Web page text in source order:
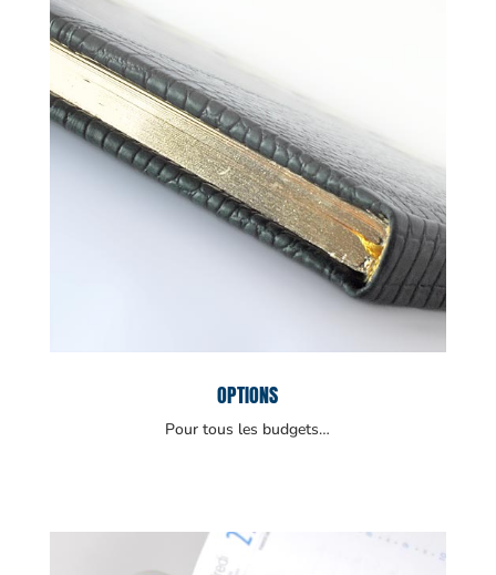
OPTIONS
Pour tous les budgets…